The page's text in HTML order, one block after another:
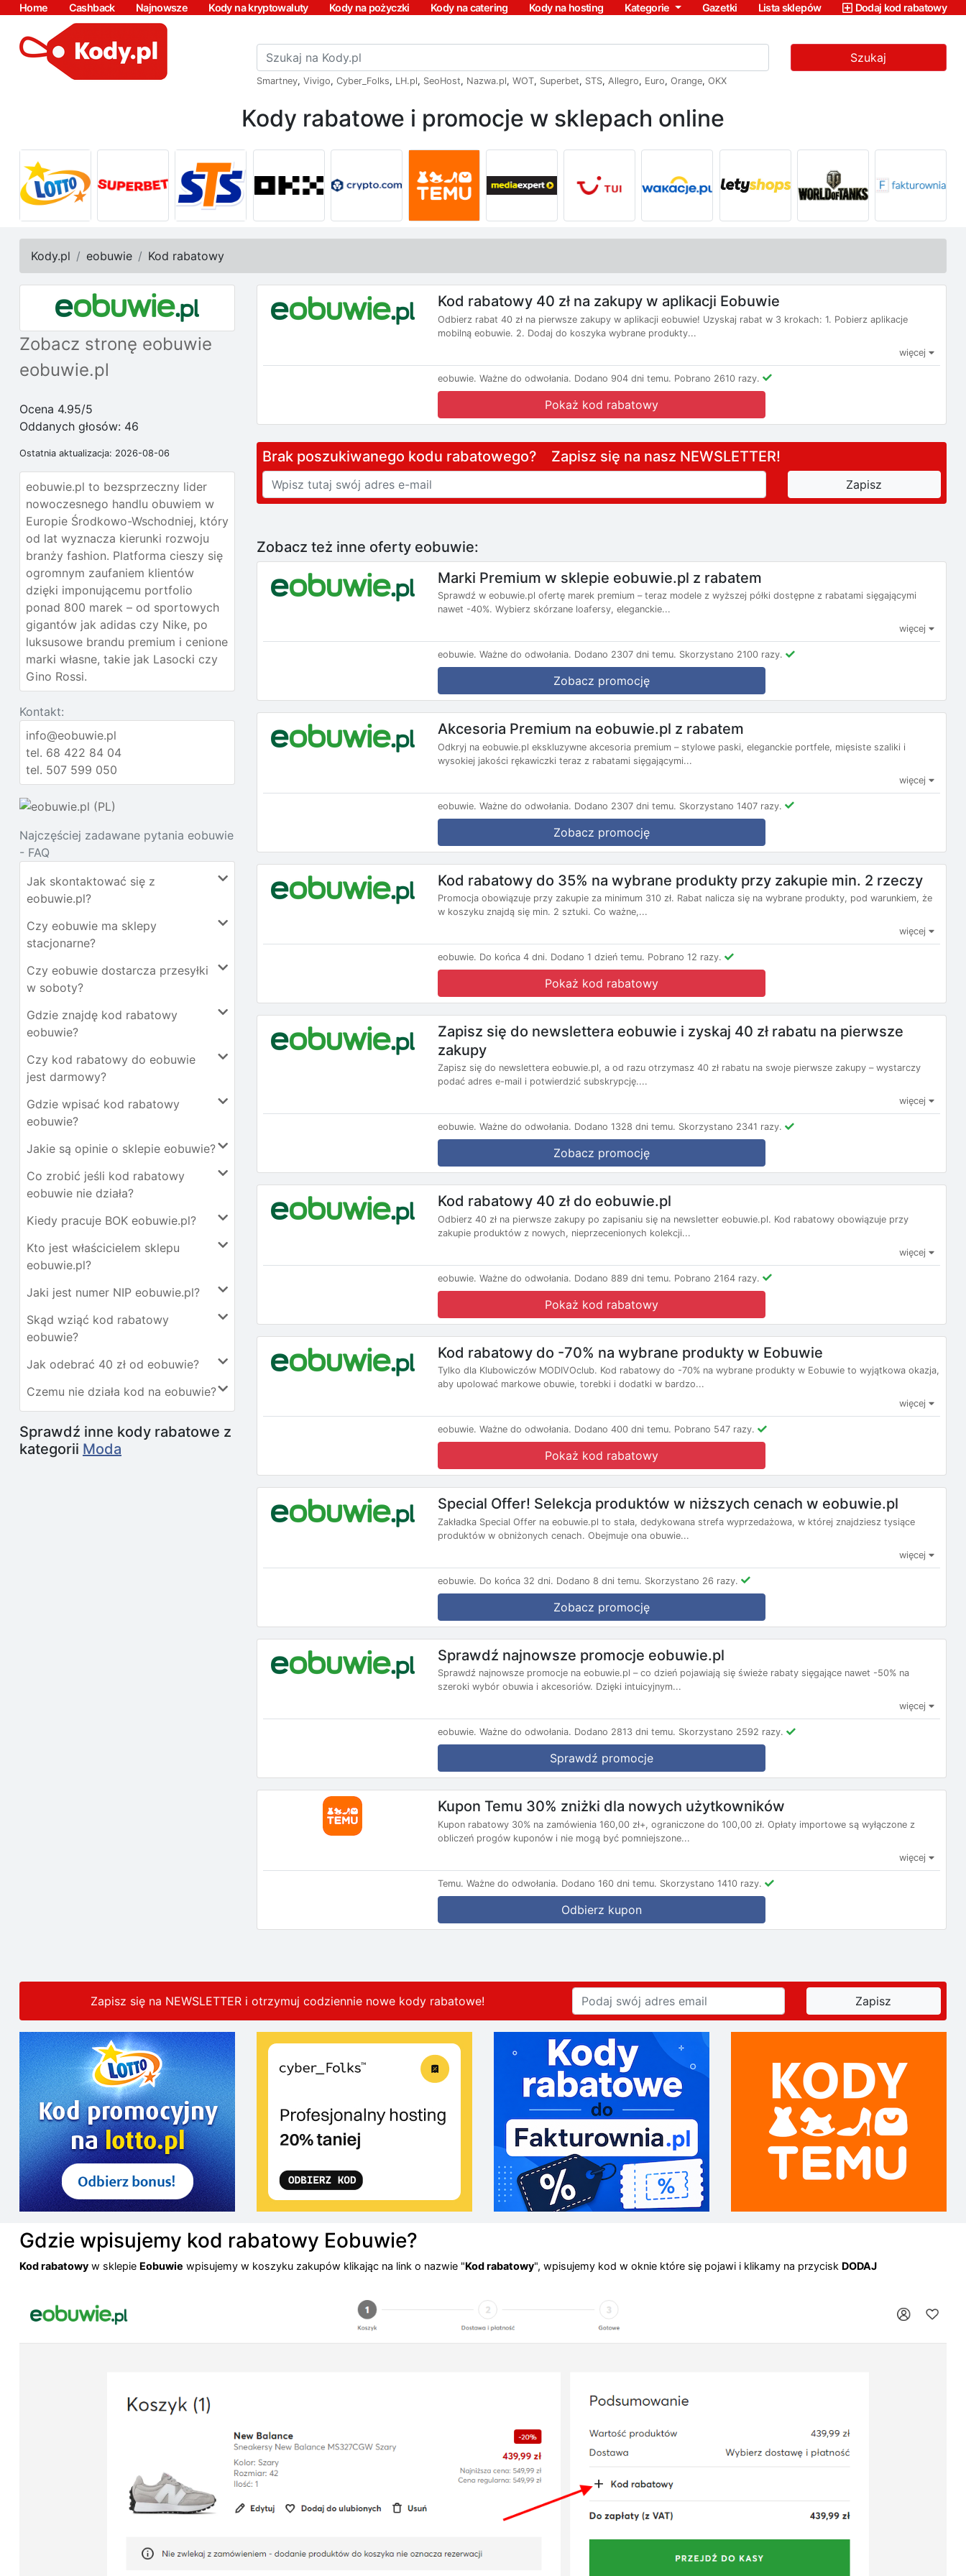
Home Cashback Najnowsze Kody na kryptowaluty Kody na pożyczki Kody na catering Kody na hosting Kategorie Gazetki Lista sklepów Dodaj kod rabatowy
Szukaj
Smartney, Vivigo, Cyber_Folks, LH.pl, SeoHost, Nazwa.pl, WOT, Superbet, STS, Allegro, Euro, Orange, OKX
Kody rabatowe i promocje w sklepach online
Kody.pl eobuwie Kod rabatowy
Zobacz stronę eobuwie
eobuwie.pl
Ocena 4.95/5
Oddanych głosów: 46
Ostatnia aktualizacja: 2026-08-06
eobuwie.pl to bezsprzeczny lider
nowoczesnego handlu obuwiem w
Europie Środkowo-Wschodniej, który
od lat wyznacza kierunki rozwoju
branży fashion. Platforma cieszy się
ogromnym zaufaniem klientów
dzięki imponującemu portfolio
ponad 800 marek – od sportowych
gigantów jak adidas czy Nike, po
luksusowe brandu premium i cenione
marki własne, takie jak Lasocki czy
Gino Rossi.
Kontakt:
info@eobuwie.pl
tel. 68 422 84 04
tel. 507 599 050
Najczęściej zadawane pytania eobuwie
- FAQ
Jak skontaktować się z
eobuwie.pl?
Czy eobuwie ma sklepy
stacjonarne?
Czy eobuwie dostarcza przesyłki
w soboty?
Gdzie znajdę kod rabatowy
eobuwie?
Czy kod rabatowy do eobuwie
jest darmowy?
Gdzie wpisać kod rabatowy
eobuwie?
Jakie są opinie o sklepie eobuwie?
Co zrobić jeśli kod rabatowy
eobuwie nie działa?
Kiedy pracuje BOK eobuwie.pl?
Kto jest właścicielem sklepu
eobuwie.pl?
Jaki jest numer NIP eobuwie.pl?
Skąd wziąć kod rabatowy
eobuwie?
Jak odebrać 40 zł od eobuwie?
Czemu nie działa kod na eobuwie?
Sprawdź inne kody rabatowe z
kategorii Moda
Kod rabatowy 40 zł na zakupy w aplikacji Eobuwie
Odbierz rabat 40 zł na pierwsze zakupy w aplikacji eobuwie! Uzyskaj rabat w 3 krokach: 1. Pobierz aplikacje
mobilną eobuwie. 2. Dodaj do koszyka wybrane produkty...
więcej
eobuwie. Ważne do odwołania. Dodano 904 dni temu. Pobrano 2610 razy.
Pokaż kod rabatowy
Brak poszukiwanego kodu rabatowego? Zapisz się na nasz NEWSLETTER!
Zobacz też inne oferty eobuwie:
Marki Premium w sklepie eobuwie.pl z rabatem
Sprawdź w eobuwie.pl ofertę marek premium – teraz modele z wyższej półki dostępne z rabatami sięgającymi
nawet -40%. Wybierz skórzane loafersy, eleganckie...
więcej
eobuwie. Ważne do odwołania. Dodano 2307 dni temu. Skorzystano 2100 razy.
Zobacz promocję
Akcesoria Premium na eobuwie.pl z rabatem
Odkryj na eobuwie.pl ekskluzywne akcesoria premium – stylowe paski, eleganckie portfele, mięsiste szaliki i
wysokiej jakości rękawiczki teraz z rabatami sięgającymi...
więcej
eobuwie. Ważne do odwołania. Dodano 2307 dni temu. Skorzystano 1407 razy.
Zobacz promocję
Kod rabatowy do 35% na wybrane produkty przy zakupie min. 2 rzeczy
Promocja obowiązuje przy zakupie za minimum 310 zł. Rabat nalicza się na wybrane produkty, pod warunkiem, że
w koszyku znajdą się min. 2 sztuki. Co ważne,...
więcej
eobuwie. Do końca 4 dni. Dodano 1 dzień temu. Pobrano 12 razy.
Pokaż kod rabatowy
Zapisz się do newslettera eobuwie i zyskaj 40 zł rabatu na pierwsze
zakupy
Zapisz się do newslettera eobuwie.pl, a od razu otrzymasz 40 zł rabatu na swoje pierwsze zakupy – wystarczy
podać adres e-mail i potwierdzić subskrypcję....
więcej
eobuwie. Ważne do odwołania. Dodano 1328 dni temu. Skorzystano 2341 razy.
Zobacz promocję
Kod rabatowy 40 zł do eobuwie.pl
Odbierz 40 zł na pierwsze zakupy po zapisaniu się na newsletter eobuwie.pl. Kod rabatowy obowiązuje przy
zakupie produktów z nowych, nieprzecenionych kolekcji...
więcej
eobuwie. Ważne do odwołania. Dodano 889 dni temu. Pobrano 2164 razy.
Pokaż kod rabatowy
Kod rabatowy do -70% na wybrane produkty w Eobuwie
Tylko dla Klubowiczów MODIVOclub. Kod rabatowy do -70% na wybrane produkty w Eobuwie to wyjątkowa okazja,
aby upolować markowe obuwie, torebki i dodatki w bardzo...
więcej
eobuwie. Ważne do odwołania. Dodano 400 dni temu. Pobrano 547 razy.
Pokaż kod rabatowy
Special Offer! Selekcja produktów w niższych cenach w eobuwie.pl
Zakładka Special Offer na eobuwie.pl to stała, dedykowana strefa wyprzedażowa, w której znajdziesz tysiące
produktów w obniżonych cenach. Obejmuje ona obuwie...
więcej
eobuwie. Do końca 32 dni. Dodano 8 dni temu. Skorzystano 26 razy.
Zobacz promocję
Sprawdź najnowsze promocje eobuwie.pl
Sprawdź najnowsze promocje na eobuwie.pl – co dzień pojawiają się świeże rabaty sięgające nawet -50% na
szeroki wybór obuwia i akcesoriów. Dzięki intuicyjnym...
więcej
eobuwie. Ważne do odwołania. Dodano 2813 dni temu. Skorzystano 2592 razy.
Sprawdź promocje
Kupon Temu 30% zniżki dla nowych użytkowników
Kupon rabatowy 30% na zamówienia 160,00 zł+, ograniczone do 100,00 zł. Opłaty importowe są wyłączone z
obliczeń progów kuponów i nie mogą być pomniejszone...
więcej
Temu. Ważne do odwołania. Dodano 160 dni temu. Skorzystano 1410 razy.
Odbierz kupon
Zapisz się na NEWSLETTER i otrzymuj codziennie nowe kody rabatowe!
Gdzie wpisujemy kod rabatowy Eobuwie?
Kod rabatowy w sklepie Eobuwie wpisujemy w koszyku zakupów klikając na link o nazwie "Kod rabatowy", wpisujemy kod w oknie które się pojawi i klikamy na przycisk DODAJ